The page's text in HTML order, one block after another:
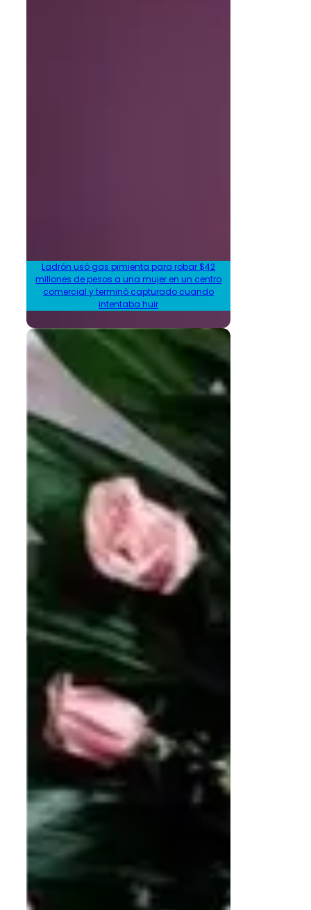
Ladrón usó gas pimienta para robar $42
millones de pesos a una mujer en un centro
comercial y terminó capturado cuando
intentaba huir